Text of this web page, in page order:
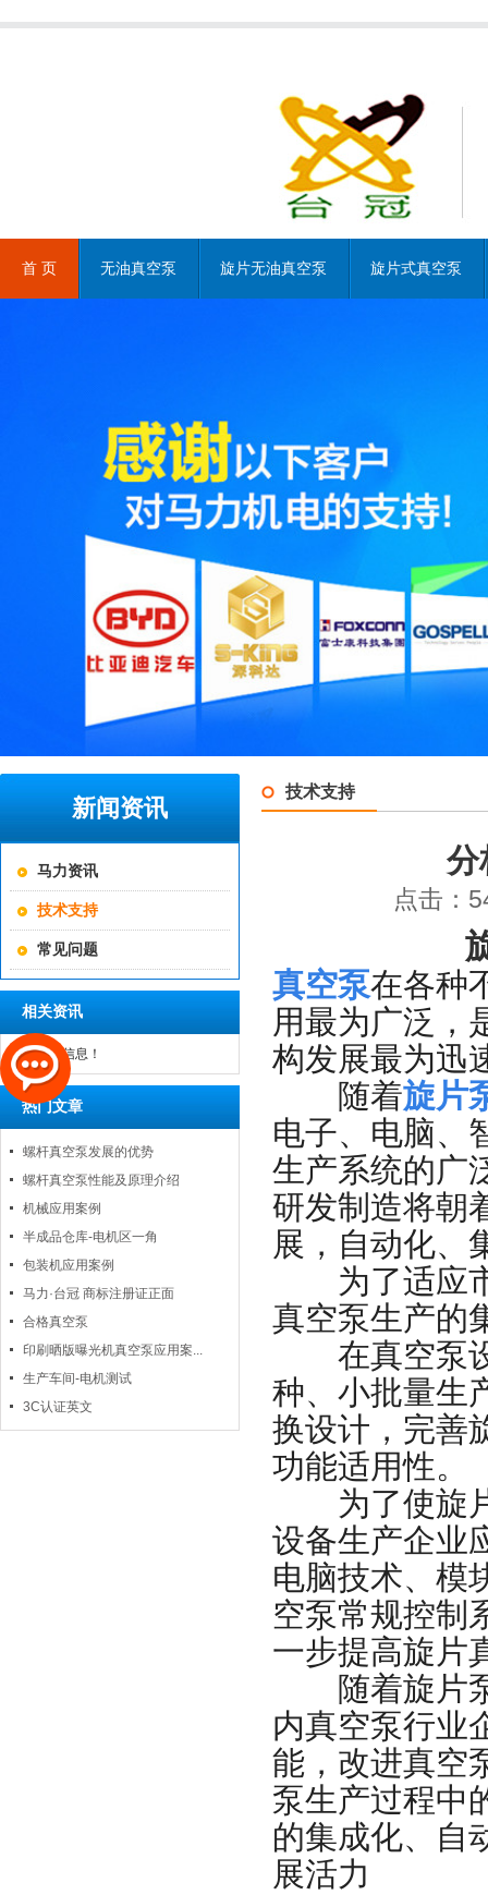
首 页 无油真空泵 旋片无油真空泵 旋片式真空泵
新闻资讯
马力资讯
技术支持
常见问题
相关资讯
暂无相关信息！
热门文章
螺杆真空泵发展的优势
螺杆真空泵性能及原理介绍
机械应用案例
半成品仓库-电机区一角
包装机应用案例
马力·台冠 商标注册证正面
合格真空泵
印刷晒版曝光机真空泵应用案...
生产车间-电机测试
3C认证英文
技术支持
分
点击：
真空泵在各种
用最为广泛，
构发展最为迅
随着旋片
电子、电脑、
生产系统的广
研发制造将朝
展，自动化、
为了适应市
真空泵生产的
在真空泵设
种、小批量生
换设计，完善
功能适用性。
为了使旋片
设备生产企业
电脑技术、模
空泵常规控制
一步提高旋片
随着旋片泵
内真空泵行业
能，改进真空
泵生产过程中
的集成化、自
展活力